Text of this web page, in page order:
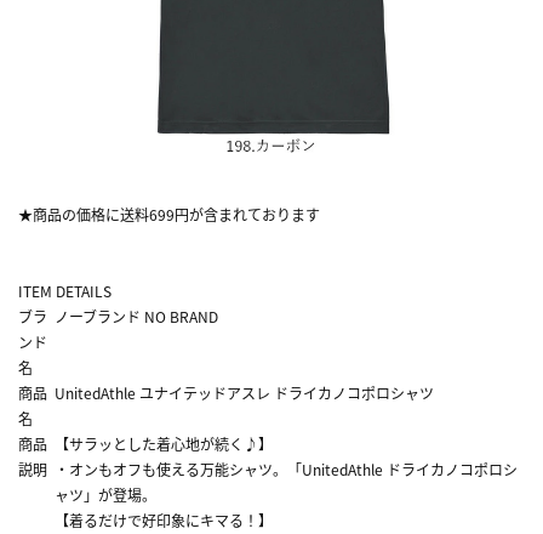
★商品の価格に送料699円が含まれております
ITEM DETAILS
ブラ
ンド
名
ノーブランド NO BRAND
商品
名
UnitedAthle ユナイテッドアスレ ドライカノコポロシャツ
商品
説明
【サラッとした着心地が続く♪】
・オンもオフも使える万能シャツ。「UnitedAthle ドライカノコポロシ
ャツ」が登場。
【着るだけで好印象にキマる！】